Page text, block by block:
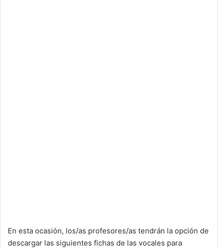
En esta ocasión, los/as profesores/as tendrán la opción de
descargar las siguientes fichas de las vocales para